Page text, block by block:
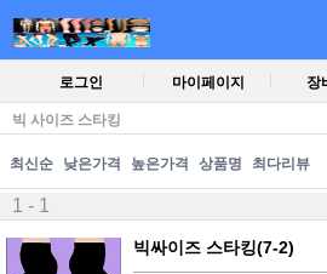
로그인 마이페이지 장
빅 사이즈 스타킹
최신순 낮은가격 높은가격 상품명 최다리뷰
1 - 1
빅싸이즈 스타킹(7-2)